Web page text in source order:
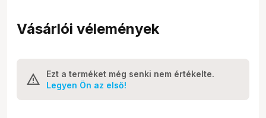
Vásárlói vélemények
Ezt a terméket még senki nem értékelte.
Legyen Ön az első!